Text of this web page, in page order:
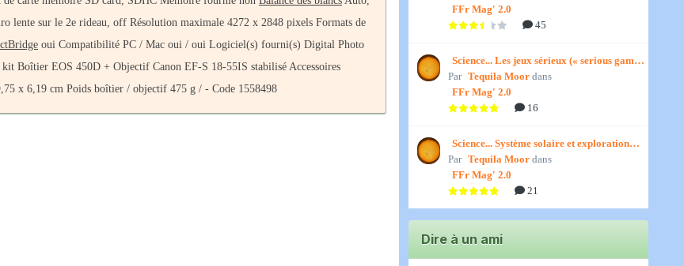
lente sur le 2e rideau, off Résolution maximale 4272 x 2848 pixels Formats de
oui Compatibilité PC / Mac oui / oui Logiciel(s) fourni(s) Digital Photo
Boîtier EOS 450D + Objectif Canon EF-S 18-55IS stabilisé Accessoires
x 6,19 cm Poids boîtier / objectif 475 g / - Code 1558498
FFr Mag' 2.0
45
Science... Les jeux sérieux (« serious games
») par Jedino
Par Tequila Moor dans
FFr Mag' 2.0
16
Science... Système solaire et exploration
spatiale, par Jedino
Par Tequila Moor dans
FFr Mag' 2.0
21
Dire à un ami